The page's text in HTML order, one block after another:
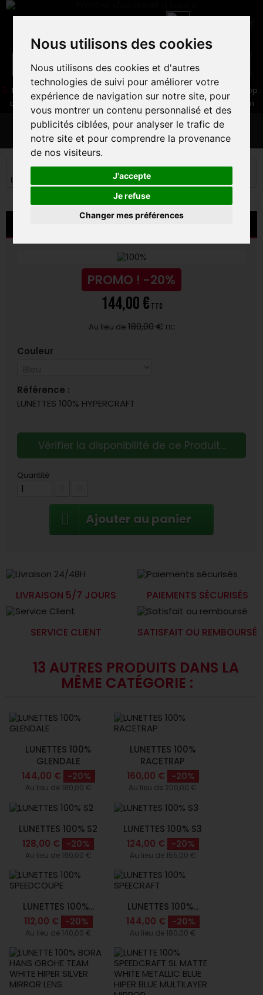
Nous utilisons des cookies
Nous utilisons des cookies et d'autres
technologies de suivi pour améliorer votre
expérience de navigation sur notre site, pour
vous montrer un contenu personnalisé et des
publicités ciblées, pour analyser le trafic de
notre site et pour comprendre la provenance
de nos visiteurs.
J'accepte
Je refuse
Changer mes préférences
Boutique :05 16 83 64 41 / Web : 06 30 32 02 25
Web-Shop :
contact86@freecycle.fr/ Atelier-SAV :freecyclesav@gmail.com
MENU
VELOS DE ROUTE
EQUIPEMENTS ROUTE
LUNETTES
LUNETTES 100% HYPERCRAFT
LUNETTES 100% HYPERCRAFT
PROMO ! -20%
144,00 € TTC
Au lieu de 180,00 € TTC
Couleur
Référence :
LUNETTES 100% HYPERCRAFT
Vérifier la disponibilité de ce Produit...
Quantité
Ajouter au panier
LIVRAISON 5/7 JOURS PAIEMENTS SÉCURISÉS
SERVICE CLIENT SATISFAIT OU REMBOURSÉ
13 AUTRES PRODUITS DANS LA
MÊME CATÉGORIE :
LUNETTES 100%
GLENDALE
144,00 €
-20%
Au lieu de 180,00 €
LUNETTES 100%
RACETRAP
160,00 €
-20%
Au lieu de 200,00 €
LUNETTES 100% S2
128,00 €
-20%
Au lieu de 160,00 €
LUNETTES 100% S3
124,00 €
-20%
Au lieu de 155,00 €
LUNETTES 100%...
112,00 €
-20%
Au lieu de 140,00 €
LUNETTES 100%...
144,00 €
-20%
Au lieu de 180,00 €